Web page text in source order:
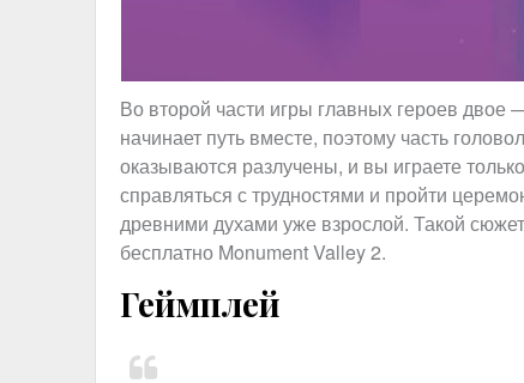
Во второй части игры главных героев
начинает путь вместе, поэтому часть
оказываются разлучены, и вы играете
справляться с трудностями и пройти
древними духами уже взрослой. Такой
бесплатно Monument Valley 2.
Геймплей